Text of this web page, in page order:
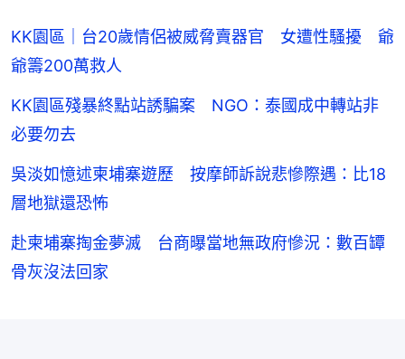
KK園區｜台20歲情侶被威脅賣器官 女遭性騷擾 爺
爺籌200萬救人
KK園區殘暴終點站誘騙案 NGO：泰國成中轉站非
必要勿去
吳淡如憶述柬埔寨遊歷 按摩師訴說悲慘際遇：比18
層地獄還恐怖
赴柬埔寨掏金夢滅 台商曝當地無政府慘況：數百罈
骨灰沒法回家